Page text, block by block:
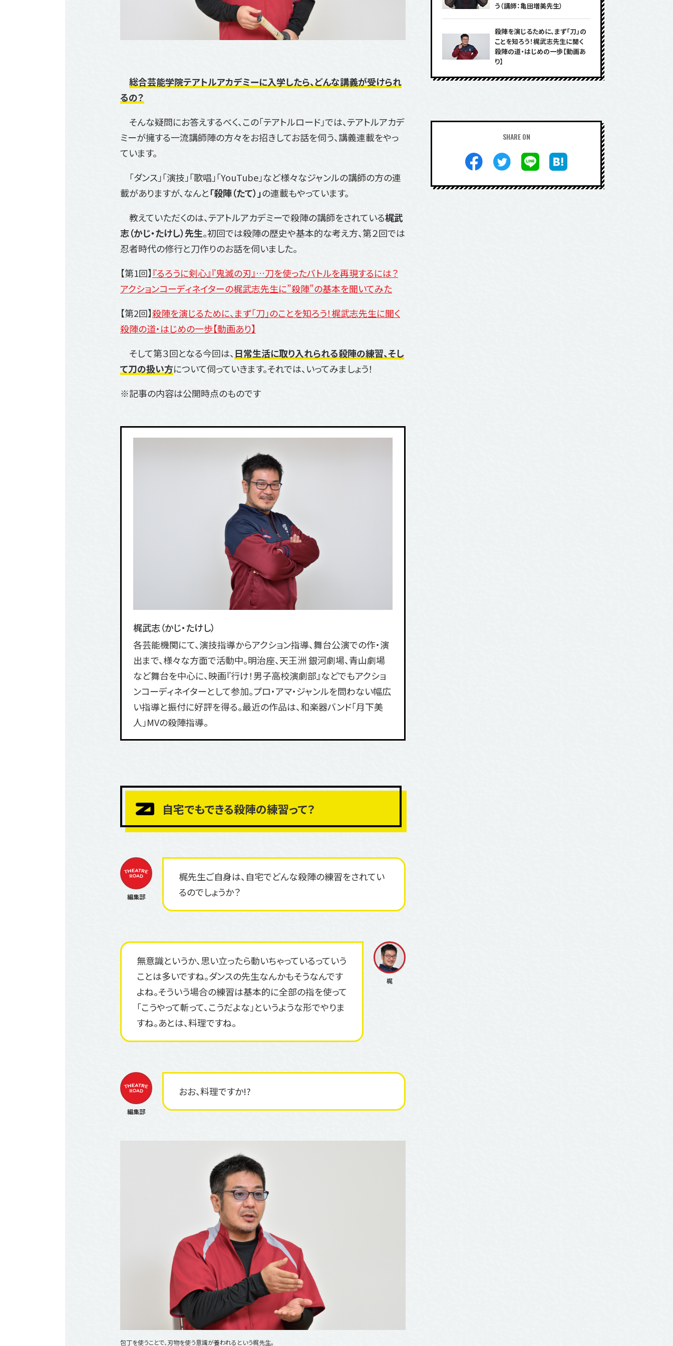
総合芸能学院テアトルアカデミーに入学したら、どんな講義が受けられ
るの？
そんな疑問にお答えするべく、この「テアトルロード」では、テアトルアカデ
ミーが擁する一流講師陣の方々をお招きしてお話を伺う、講義連載をやっ
ています。
「ダンス」「演技」「歌唱」「YouTube」など様々なジャンルの講師の方の連
載がありますが、なんと「殺陣（たて）」の連載もやっています。
教えていただくのは、テアトルアカデミーで殺陣の講師をされている梶武
志（かじ・たけし）先生。初回では殺陣の歴史や基本的な考え方、第２回では
忍者時代の修行と刀作りのお話を伺いました。
【第1回】『るろうに剣心』『鬼滅の刃』…刀を使ったバトルを再現するには？
アクションコーディネイターの梶武志先生に”殺陣”の基本を聞いてみた
【第2回】殺陣を演じるために、まず「刀」のことを知ろう！梶武志先生に聞く
殺陣の道・はじめの一歩【動画あり】
そして第３回となる今回は、 日常生活に取り入れられる殺陣の練習、そし
て刀の扱い方について伺っていきます。それでは、いってみましょう！
※記事の内容は公開時点のものです
梶武志（かじ・たけし）
各芸能機関にて、演技指導からアクション指導、舞台公演での作・演
出まで、様々な方面で活動中。明治座、天王洲 銀河劇場、青山劇場
など舞台を中心に、映画『行け！男子高校演劇部』などでもアクショ
ンコーディネイターとして参加。プロ・アマ・ジャンルを問わない幅広
い指導と振付に好評を得る。最近の作品は、和楽器バンド「月下美
人」MVの殺陣指導。
自宅でもできる殺陣の練習って？
梶先生ご自身は、自宅でどんな殺陣の練習をされてい
るのでしょうか？
無意識というか、思い立ったら動いちゃっているっていう
ことは多いですね。ダンスの先生なんかもそうなんです
よね。そういう場合の練習は基本的に全部の指を使って
「こうやって斬って、こうだよな」というような形でやりま
すね。あとは、料理ですね。
おお、料理ですか!?
包丁を使うことで、刃物を使う意識が養われるという梶先生。
う（講師：亀田増美先生）
殺陣を演じるために、まず「刀」の
ことを知ろう！梶武志先生に聞く
殺陣の道・はじめの一歩【動画あ
り】
SHARE ON